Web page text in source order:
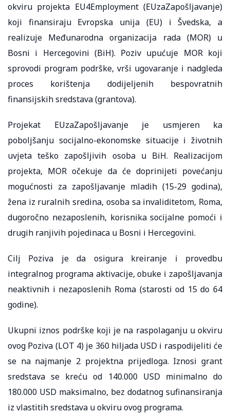
okviru projekta EU4Employment (EUzaZapošljavanje)
koji finansiraju Evropska unija (EU) i Švedska, a
realizuje Međunarodna organizacija rada (MOR) u
Bosni i Hercegovini (BiH). Poziv upućuje MOR koji
sprovodi program podrške, vrši ugovaranje i nadgleda
proces korištenja dodijeljenih bespovratnih
finansijskih sredstava (grantova).
Projekat EUzaZapošljavanje je usmjeren ka
poboljšanju socijalno-ekonomske situacije i životnih
uvjeta teško zapošljivih osoba u BiH. Realizacijom
projekta, MOR očekuje da će doprinijeti povećanju
mogućnosti za zapošljavanje mladih (15-29 godina),
žena iz ruralnih sredina, osoba sa invaliditetom, Roma,
dugoročno nezaposlenih, korisnika socijalne pomoći i
drugih ranjivih pojedinaca u Bosni i Hercegovini.
Cilj Poziva je da osigura kreiranje i provedbu
integralnog programa aktivacije, obuke i zapošljavanja
neaktivnih i nezaposlenih Roma (starosti od 15 do 64
godine).
Ukupni iznos podrške koji je na raspolaganju u okviru
ovog Poziva (LOT 4) je 360 hiljada USD i raspodijeliti će
se na najmanje 2 projektna prijedloga. Iznosi grant
sredstava se kreću od 140.000 USD minimalno do
180.000 USD maksimalno, bez dodatnog sufinansiranja
iz vlastitih sredstava u okviru ovog programa.